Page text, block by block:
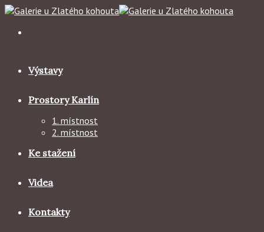
Skip
content
Výstavy
Prostory Karlín
1. místnost
2. místnost
Ke stažení
Videa
Kontakty